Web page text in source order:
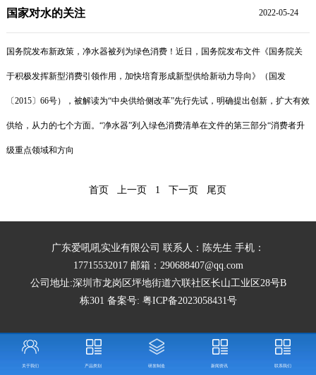
2022-05-24
国家对水的关注
国务院发布新政策，净水器被列为绿色消费！近日，国务院发布文件《国务院关
于积极发挥新型消费引领作用，加快培育形成新型供给新动力导向》（国发
〔2015〕66号），被解读为“中央供给侧改革”先行先试，明确提出创新，扩大有效
供给，从力的七个方面。“净水器”列入绿色消费清单在文件的第三部分“消费者升
级重点领域和方向
首页 上一页 1 下一页 尾页
广东爱吼吼实业有限公司 联系人：陈先生 手机：
17715532017 邮箱：290688407@qq.com
公司地址:深圳市龙岗区坪地街道六联社区长山工业区28号B
栋301 备案号: 粤ICP备2023058431号
关于我们 产品类别 研发制造 新闻资讯 联系我们